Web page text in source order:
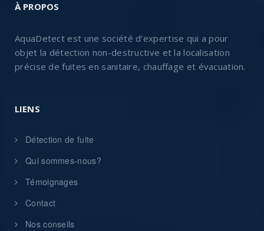
À PROPOS
AquaDetect est une société d’expertise qui a pour
objet la détection non-destructive et la localisation
précise de fuites en sanitaire, chauffage et évacuation.
LIENS
Détection de fuite
Qui sommes-nous?
Témoignages
Contact
Nos conseils